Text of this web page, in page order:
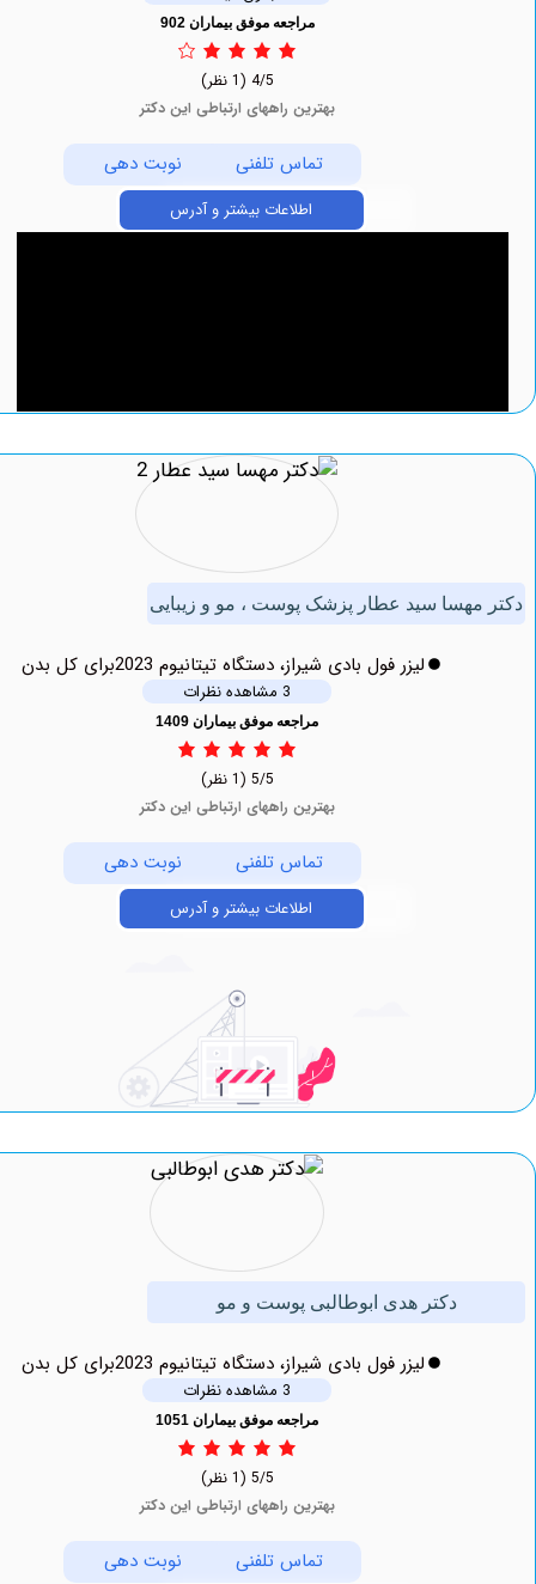
مراجعه موفق بیماران 902
بهترین راههای ارتباطی این دکتر
تماس تلفنی نوبت دهی
اطلاعات بیشتر و آدرس
سید عطار پزشک پوست ، مو و زیبایی
لیزر فول بادی شیراز، دستگاه تیتانیوم 2023برای کل بدن
مراجعه موفق بیماران 1409
بهترین راههای ارتباطی این دکتر
تماس تلفنی نوبت دهی
اطلاعات بیشتر و آدرس
دکتر هدی ابوطالبی پوست و مو
لیزر فول بادی شیراز، دستگاه تیتانیوم 2023برای کل بدن
مراجعه موفق بیماران 1051
بهترین راههای ارتباطی این دکتر
تماس تلفنی نوبت دهی